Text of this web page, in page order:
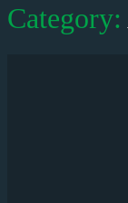
Category: